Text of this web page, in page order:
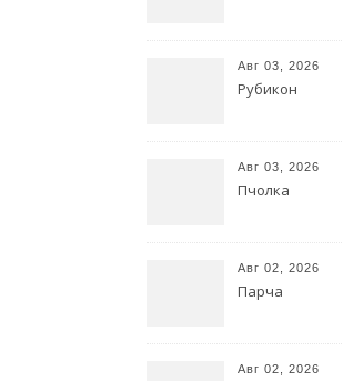
Авг 03, 2026
Рубикон
Авг 03, 2026
Пчолка
Авг 02, 2026
Парча
Авг 02, 2026